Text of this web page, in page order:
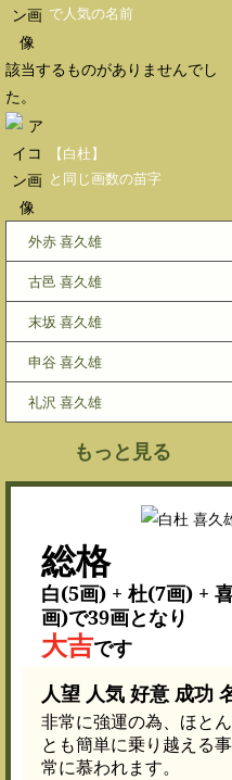
で人気の名前
該当するものがありませんでし
た。
【白杜】
と同じ画数の苗字
外赤 喜久雄
古邑 喜久雄
末坂 喜久雄
申谷 喜久雄
礼沢 喜久雄
もっと見る
総格
白(5画) + 杜(7画) +
画)で39画となり
大吉です
人望 人気 好意 成功
非常に強運の為、ほと
とも簡単に乗り越える
常に慕われます。